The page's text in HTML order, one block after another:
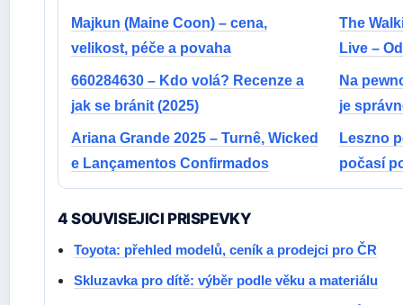
Majkun (Maine Coon) – cena,
velikost, péče a povaha
The
Live –
660284630 – Kdo volá? Recenze a
jak se bránit (2025)
Na
je
Ariana Grande 2025 – Turnê, Wicked
e Lançamentos Confirmados
Leszno
počasí
4 SOUVISEJICI PRISPEVKY
Toyota: přehled modelů, ceník a prodejci pro ČR
Skluzavka pro dítě: výběr podle věku a materiálu